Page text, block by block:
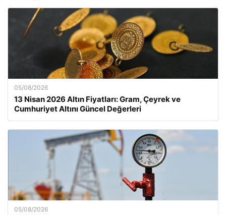
05/08/2026
13 Nisan 2026 Altın Fiyatları: Gram, Çeyrek ve
Cumhuriyet Altını Güncel Değerleri
05/08/2026